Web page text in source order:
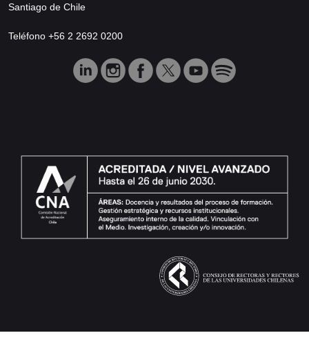
Santiago de Chile
Teléfono +56 2 2692 0200